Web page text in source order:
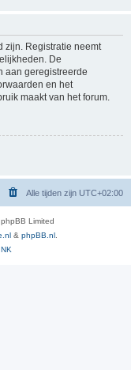
zijn. Registratie neemt
De
aan geregistreerde
en het
maakt van het forum.
Alle tijden zijn UTC+02:00
Limited
& phpBB.nl